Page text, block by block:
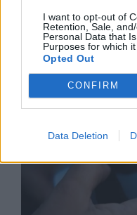
I want to opt-out of
Retention, Sale,
Personal Data that
Purposes for which it
Opted Out
CONFIRM
Data Deletion
Астронавти на
открития
07.08.2026 / 15:00